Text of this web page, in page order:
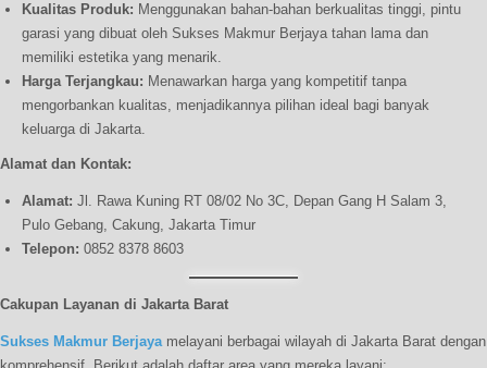
Kualitas Produk: Menggunakan bahan-bahan berkualitas tinggi, pintu
garasi yang dibuat oleh Sukses Makmur Berjaya tahan lama dan
memiliki estetika yang menarik.
Harga Terjangkau: Menawarkan harga yang kompetitif tanpa
mengorbankan kualitas, menjadikannya pilihan ideal bagi banyak
keluarga di Jakarta.
Alamat dan Kontak:
Alamat: Jl. Rawa Kuning RT 08/02 No 3C, Depan Gang H Salam 3,
Pulo Gebang, Cakung, Jakarta Timur
Telepon: 0852 8378 8603
Cakupan Layanan di Jakarta Barat
Sukses Makmur Berjayamelayani berbagai wilayah di Jakarta Barat dengan